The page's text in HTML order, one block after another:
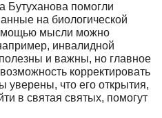
Бутуханова помогли
на биологической
мысли можно
инвалидной
и важны, но главное
корректировать
уверены, что его открытия,
в святая святых, помогут